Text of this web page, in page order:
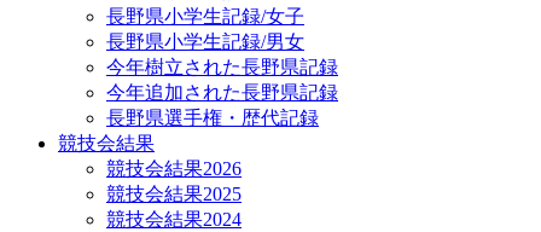
長野県小学生記録/女子
長野県小学生記録/男女
今年樹立された長野県記録
今年追加された長野県記録
長野県選手権・歴代記録
競技会結果
競技会結果2026
競技会結果2025
競技会結果2024